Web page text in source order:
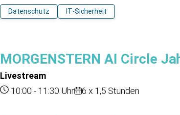
Datenschutz IT-Sicherheit
MORGENSTERN AI Circle
Livestream
10:00 - 11:30 Uhr 6 x 1,5 Stunden